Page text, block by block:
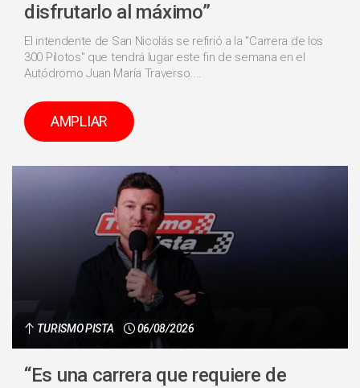
disfrutarlo al máximo”
El intendente de San Nicolás se refirió a la "Carrera de los
300 Pilotos" que tendrá lugar este fin de semana en el
Autódromo Juan María Traverso....
AMPLIAR
TURISMO PISTA 06/08/2026
“Es una carrera que requiere de